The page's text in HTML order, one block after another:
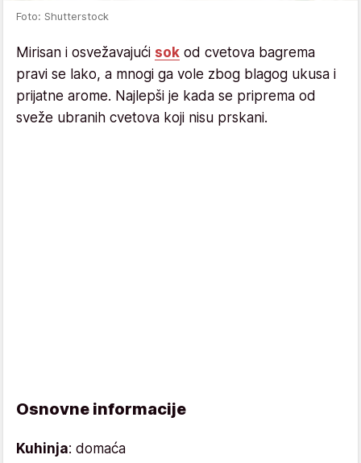
Foto: Shutterstock
Mirisan i osvežavajući sok od cvetova bagrema
pravi se lako, a mnogi ga vole zbog blagog ukusa i
prijatne arome. Najlepši je kada se priprema od
sveže ubranih cvetova koji nisu prskani.
Osnovne informacije
Kuhinja: domaća